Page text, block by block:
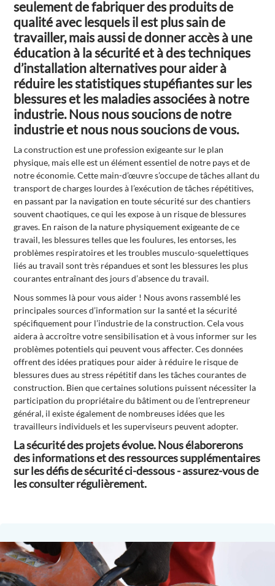
seulement de fabriquer des produits de
qualité avec lesquels il est plus sain de
travailler, mais aussi de donner accès à une
éducation à la sécurité et à des techniques
d’installation alternatives pour aider à
réduire les statistiques stupéfiantes sur les
blessures et les maladies associées à notre
industrie. Nous nous soucions de notre
industrie et nous nous soucions de vous.
La construction est une profession exigeante sur le plan
physique, mais elle est un élément essentiel de notre pays et de
notre économie. Cette main-d’œuvre s’occupe de tâches allant du
transport de charges lourdes à l’exécution de tâches répétitives,
en passant par la navigation en toute sécurité sur des chantiers
souvent chaotiques, ce qui les expose à un risque de blessures
graves. En raison de la nature physiquement exigeante de ce
travail, les blessures telles que les foulures, les entorses, les
problèmes respiratoires et les troubles musculo-squelettiques
liés au travail sont très répandues et sont les blessures les plus
courantes entraînant des jours d’absence du travail.
Nous sommes là pour vous aider ! Nous avons rassemblé les
principales sources d’information sur la santé et la sécurité
spécifiquement pour l’industrie de la construction. Cela vous
aidera à accroître votre sensibilisation et à vous informer sur les
problèmes potentiels qui peuvent vous affecter. Ces données
offrent des idées pratiques pour aider à réduire le risque de
blessures dues au stress répétitif dans les tâches courantes de
construction. Bien que certaines solutions puissent nécessiter la
participation du propriétaire du bâtiment ou de l’entrepreneur
général, il existe également de nombreuses idées que les
travailleurs individuels et les superviseurs peuvent adopter.
La sécurité des projets évolue. Nous élaborerons
des informations et des ressources supplémentaires
sur les défis de sécurité ci-dessous - assurez-vous de
les consulter régulièrement.